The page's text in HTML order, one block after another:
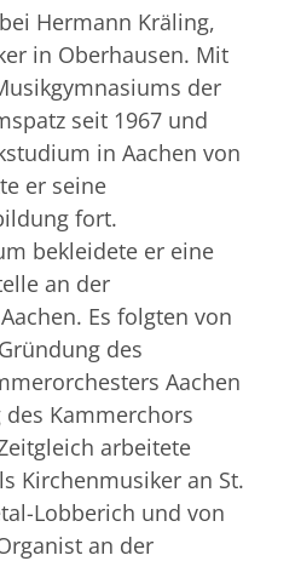
Hermann Kräling,
in Oberhausen. Mit
der
seit 1967 und
in Aachen von
er seine
fort.
bekleidete er eine
an der
Es folgten von
des
Aachen
Kammerchors
arbeitete
Kirchenmusiker an St.
Lobberich und von
an der